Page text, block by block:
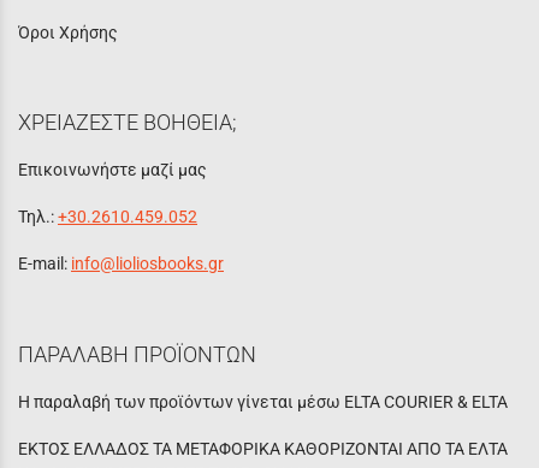
Όροι Χρήσης
ΧΡΕΙΑΖΕΣΤΕ ΒΟΗΘΕΙΑ;
Επικοινωνήστε μαζί μας
Τηλ.:+30.2610.459.052
E-mail: info@lioliosbooks.gr
ΠΑΡΑΛΑΒΗ ΠΡΟΪΟΝΤΩΝ
Η παραλαβή των προϊόντων γίνεται μέσω ELTA COURIER & ELTA
ΕΚΤΟΣ ΕΛΛΑΔΟΣ ΤΑ ΜΕΤΑΦΟΡΙΚΑ ΚΑΘΟΡΙΖΟΝΤΑΙ ΑΠΟ ΤΑ ΕΛΤΑ